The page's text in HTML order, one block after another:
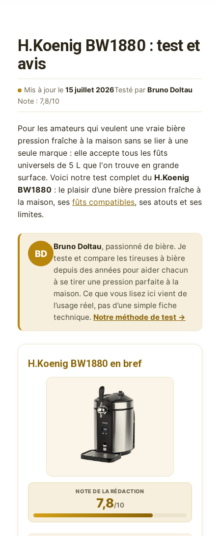
H.Koenig BW1880 : test et
avis
Mis à jour le 15 juillet 2026Testé par Bruno Doltau
Note : 7,8/10
Pour les amateurs qui veulent une vraie bière
pression fraîche à la maison sans se lier à une
seule marque : elle accepte tous les fûts
universels de 5 L que l'on trouve en grande
surface. Voici notre test complet du H.Koenig
BW1880 : le plaisir d’une bière pression fraîche à
la maison, ses fûts compatibles, ses atouts et ses
limites.
BD
Bruno Doltau, passionné de bière. Je
teste et compare les tireuses à bière
depuis des années pour aider chacun
à se tirer une pression parfaite à la
maison. Ce que vous lisez ici vient de
l’usage réel, pas d’une simple fiche
technique. Notre méthode de test →
H.Koenig BW1880 en bref
NOTE DE LA RÉDACTION
7,8/10